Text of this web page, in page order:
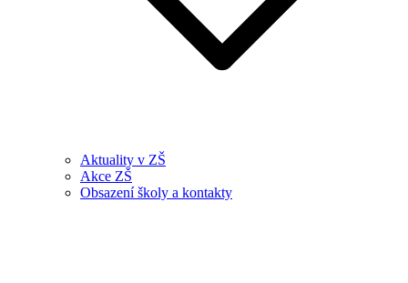
Aktuality v ZŠ
Akce ZŠ
Obsazení školy a kontakty